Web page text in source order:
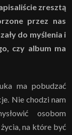
zresztą
przez nas
do myślenia i
czy album ma
ma pobudzać
Nie chodzi nam
osobom
na które być